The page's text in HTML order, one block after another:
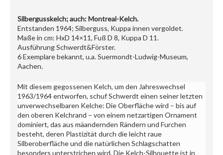
Silbergusskelch; auch: Montreal-Kelch.
Entstanden 1964; Silberguss, Kuppa innen vergoldet.
Maße in cm: HxD 14×11, Fuß D 8, Kuppa D 11.
Ausführung Schwerdt&Förster.
6 Exemplare bekannt, u.a. Suermondt-Ludwig-Museum,
Aachen.
Mit diesem gegossenen Kelch, um den Jahreswechsel
1963/1964 entworfen, schuf Schwerdt einen seiner letzten
unverwechselbaren Kelche: Die Oberfläche wird – bis auf
den oberen Kelchrand – von einem netzartigen Ornament
dominiert, das aus mäandernden Rändern und Furchen
besteht, deren Plastizität durch die leicht raue
Silberoberfläche und die natürlichen Schlagschatten
besonders unterstrichen wird. Die Kelch-Silhouette ist in